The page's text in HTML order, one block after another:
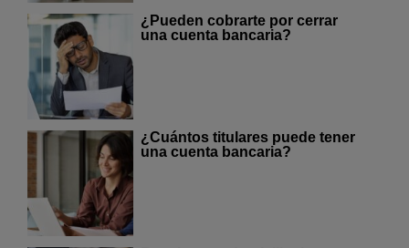
¿Pueden cobrarte por cerrar
una cuenta bancaria?
¿Cuántos titulares puede tener
una cuenta bancaria?